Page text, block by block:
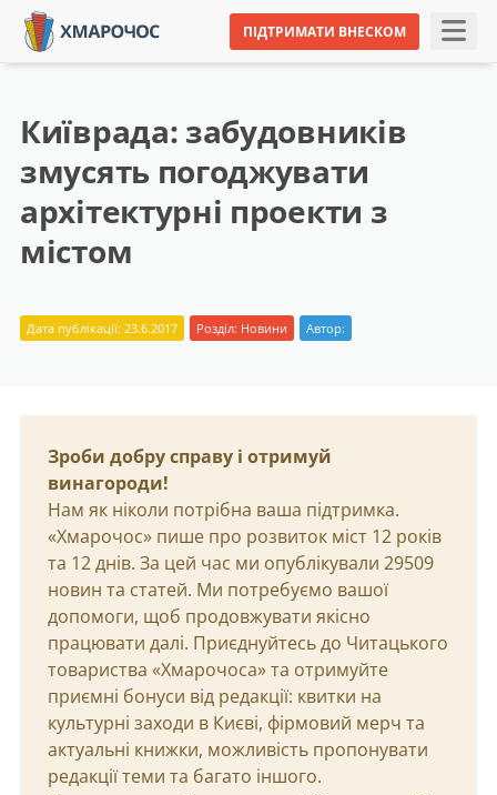
ПІДТРИМАТИ ВНЕСКОМ
Київрада: забудовників
змусять погоджувати
архітектурні проекти з
містом
Дата публікації: 23.6.2017 Розділ: Новини Автор:
Зроби добру справу і отримуй
винагороди!
Нам як ніколи потрібна ваша підтримка.
«Хмарочос» пише про розвиток міст 12 років
та 12 днів. За цей час ми опублікували 29509
новин та статей. Ми потребуємо вашої
допомоги, щоб продовжувати якісно
працювати далі. Приєднуйтесь до Читацького
товариства «Хмарочоса» та отримуйте
приємні бонуси від редакції: квитки на
культурні заходи в Києві, фірмовий мерч та
актуальні книжки, можливість пропонувати
редакції теми та багато іншого.